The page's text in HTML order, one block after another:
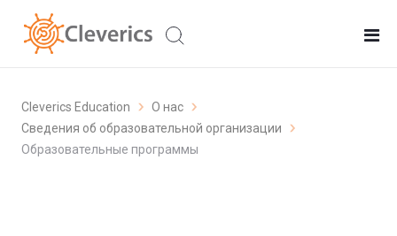
Cleverics Education
О нас
Сведения об образовательной организации
Образовательные программы